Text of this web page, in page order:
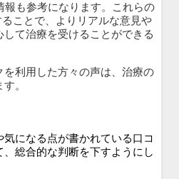
報も参考になります。これらの
ことで、よりリアルな意見や
て治療を受けることができる
利用した方々の声は、治療の
。
になる点が書かれている口コ
総合的な判断を下すようにし